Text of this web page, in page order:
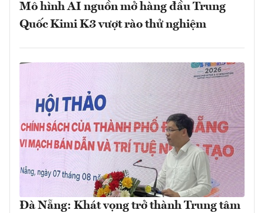
Mô hình AI nguồn mở hàng đầu Trung
Quốc Kimi K3 vượt rào thử nghiệm
Đà Nẵng: Khát vọng trở thành Trung tâm